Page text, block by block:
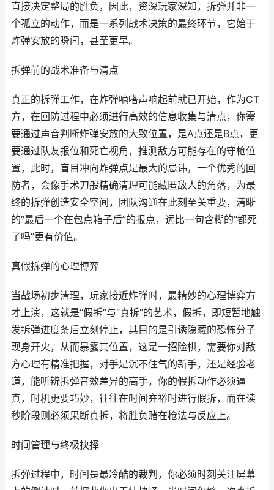
直接决定整局的胜负，因此，资深玩家深知，拆弹并非一
个孤立的动作，而是一系列战术决策的最终环节，它始于
炸弹安放的瞬间，甚至更早。
拆弹前的战术准备与清点
真正的拆弹工作，在炸弹嘀嗒声响起前就已开始，作为CT
方，在回防过程中必须进行高效的信息收集与清点，你需
要通过声音判断炸弹安放的大致位置，是A点还是B点，更
要通过队友报位和死亡视角，推测敌方可能存在的守枪位
置，此时，盲目冲向炸弹点是最大的忌讳，一个优秀的回
防者，会像手术刀般精确清理可能藏匿敌人的角落，为最
终的拆弹创造安全空间，团队沟通在此刻至关重要，清晰
的“最后一个在包点箱子后”的报点，远比一句含糊的“都死
了吗”更有价值。
真假拆弹的心理博弈
当战场初步清理，玩家接近炸弹时，最精妙的心理博弈方
才上演，这就是“假拆”与“真拆”的艺术，假拆，即短暂地触
发拆弹进度条后立刻停止，其目的是引诱隐藏的恐怖分子
现身开火，从而暴露其位置，这是一招险棋，需要你对敌
方心理有精准把握，对手是沉不住气的新手，还是经验老
道，能听辨拆弹音效差异的高手，你的假拆动作必须逼
真，时机更要巧妙，往往在时间充裕时进行假拆，而在读
秒阶段则必须果断真拆，将胜负赌在枪法与反应上。
时间管理与终极抉择
拆弹过程中，时间是最冷酷的裁判，你必须时刻关注屏幕